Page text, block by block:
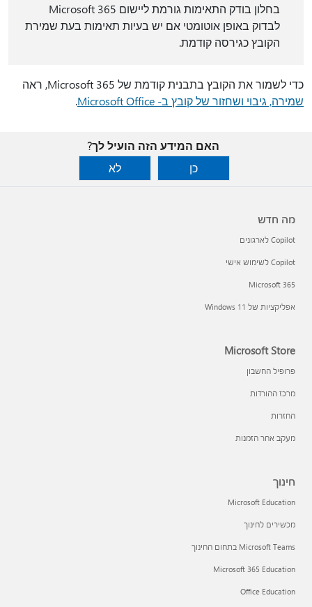
בחלון בודק התאימות גורמת ליישום Microsoft 365
לבדוק באופן אוטומטי אם יש בעיות תאימות בעת שמירת
הקובץ כגירסה קודמת.
כדי לשמור את הקובץ בתבנית קודמת של Microsoft 365, ראה
שמירה, גיבוי ושחזור של קובץ ב- Microsoft Office
.
האם המידע הזה הועיל לך?
כן
לא
מה חדש
Copilot לארגונים
Copilot לשימוש אישי
Microsoft 365
אפליקציות של Windows 11‏
Microsoft Store
פרופיל החשבון
מרכז ההורדות
החזרות
מעקב אחר הזמנות
חינוך
Microsoft Education
מכשירים לחינוך
Microsoft Teams בתחום החינוך
Microsoft 365 Education
Office Education